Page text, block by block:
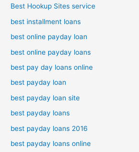
Best Hookup Sites service
best installment loans
best online payday loan
best online payday loans
best pay day loans online
best payday loan
best payday loan site
best payday loans
best payday loans 2016
best payday loans online